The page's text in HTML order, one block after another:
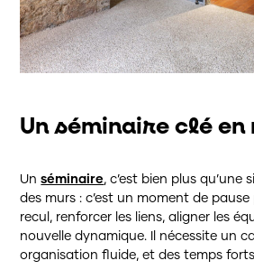
Un séminaire clé en
Unséminaire, c’est bien plus qu’une
des murs : c’est un moment de
recul, renforcer les liens, aligner les
nouvelle dynamique. Il nécessite un
organisation fluide, et des temps